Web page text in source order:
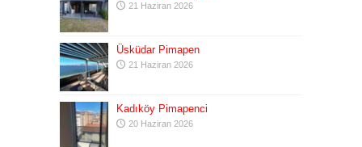
21 Haziran 2026
Üsküdar Pimapen
21 Haziran 2026
Kadıköy Pimapenci
20 Haziran 2026